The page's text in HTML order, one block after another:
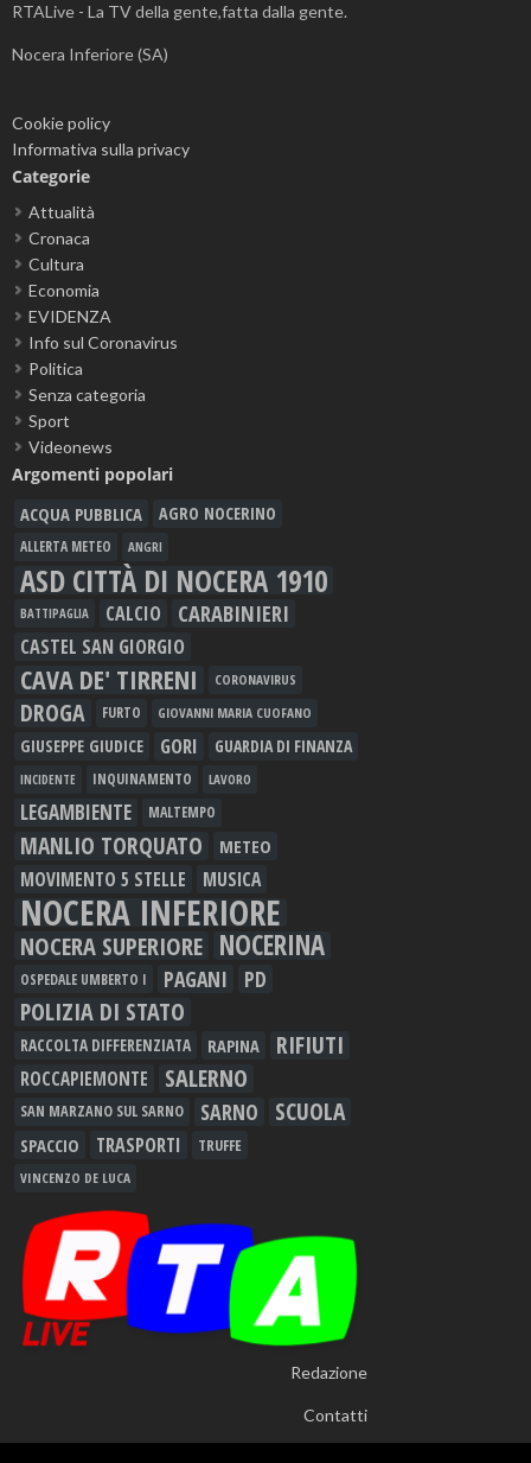
RTALive - La TV della gente,fatta dalla gente.
Nocera Inferiore (SA)
Cookie policy
Informativa sulla privacy
Categorie
Attualità
Cronaca
Cultura
Economia
EVIDENZA
Info sul Coronavirus
Politica
Senza categoria
Sport
Videonews
Argomenti popolari
ACQUA PUBBLICA AGRO NOCERINO
ALLERTA METEO ANGRI
ASD CITTÀ DI NOCERA 1910
BATTIPAGLIA CALCIO CARABINIERI
CASTEL SAN GIORGIO
CAVA DE' TIRRENI CORONAVIRUS
DROGA FURTO GIOVANNI MARIA CUOFANO
GIUSEPPE GIUDICE GORI GUARDIA DI FINANZA
INCIDENTE INQUINAMENTO LAVORO
LEGAMBIENTE MALTEMPO
MANLIO TORQUATO METEO
MOVIMENTO 5 STELLE MUSICA
NOCERA INFERIORE
NOCERA SUPERIORE NOCERINA
OSPEDALE UMBERTO I PAGANI PD
POLIZIA DI STATO
RACCOLTA DIFFERENZIATA RAPINA RIFIUTI
ROCCAPIEMONTE SALERNO
SAN MARZANO SUL SARNO SARNO SCUOLA
SPACCIO TRASPORTI TRUFFE
VINCENZO DE LUCA
Redazione
Contatti